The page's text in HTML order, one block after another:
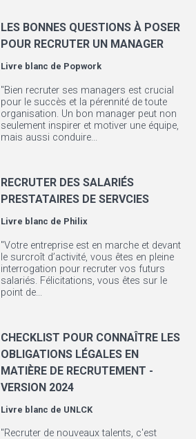
LES BONNES QUESTIONS À POSER
POUR RECRUTER UN MANAGER
Livre blanc de Popwork
"Bien recruter ses managers est crucial
pour le succès et la pérennité de toute
organisation. Un bon manager peut non
seulement inspirer et motiver une équipe,
mais aussi conduire...
RECRUTER DES SALARIÉS
PRESTATAIRES DE SERVCIES
Livre blanc de Philix
"Votre entreprise est en marche et devant
le surcroît d’activité, vous êtes en pleine
interrogation pour recruter vos futurs
salariés. Félicitations, vous êtes sur le
point de...
CHECKLIST POUR CONNAÎTRE LES
OBLIGATIONS LÉGALES EN
MATIÈRE DE RECRUTEMENT -
VERSION 2024
Livre blanc de UNLCK
"Recruter de nouveaux talents, c'est